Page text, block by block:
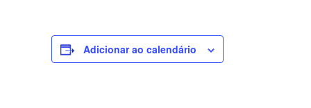
Adicionar ao calendário